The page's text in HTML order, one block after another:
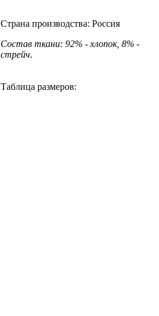
Страна производства: Россия
Состав ткани: 92% - хлопок, 8% -
стрейч.
Таблица размеров: